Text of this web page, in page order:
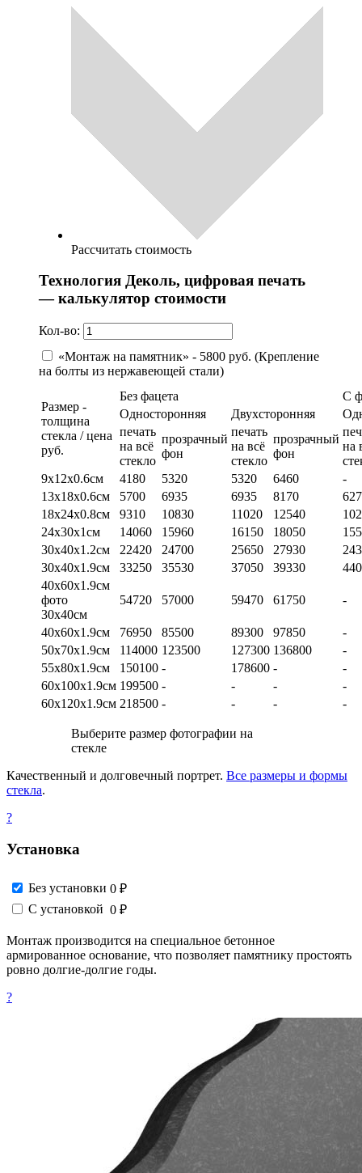
Рассчитать стоимость
Технология Деколь, цифровая печать
— калькулятор стоимости
Кол-во:
«Монтаж на памятник» - 5800 руб. (Крепление
на болты из нержавеющей стали)
Размер -
толщина
стекла / цена
руб.
Без фацета
С
Односторонняя
Двухсторонняя
печать
на всё
стекло
прозрачный
фон
печать
на всё
стекло
прозрачный
фон
на
9х12х0.6см
4180 5320 5320 6460
-
13х18х0.6см
5700 6935 6935 8170
18х24х0.8см
9310 10830 11020 12540
24х30х1см
14060 15960 16150 18050
30х40х1.2см
22420 24700 25650 27930
30х40х1.9см
33250 35530 37050 39330
40х60х1.9см
фото
30х40см
54720 57000 59470 61750 -
40х60х1.9см 76950 85500 89300 97850
-
50х70х1.9см
114000 123500 127300 136800
-
55х80х1.9см
150100 - 178600 -
-
60х100х1.9см 199500 - - -
-
60х120х1.9см 218500 - - - -
Выберите размер фотографии на
стекле
Качественный и долговечный портрет. Все размеры и формы
стекла.
?
Установка
Без установки 0 ₽
С установкой 0 ₽
Монтаж производится на специальное бетонное
армированное основание, что позволяет памятнику простоять
ровно долгие-долгие годы.
?